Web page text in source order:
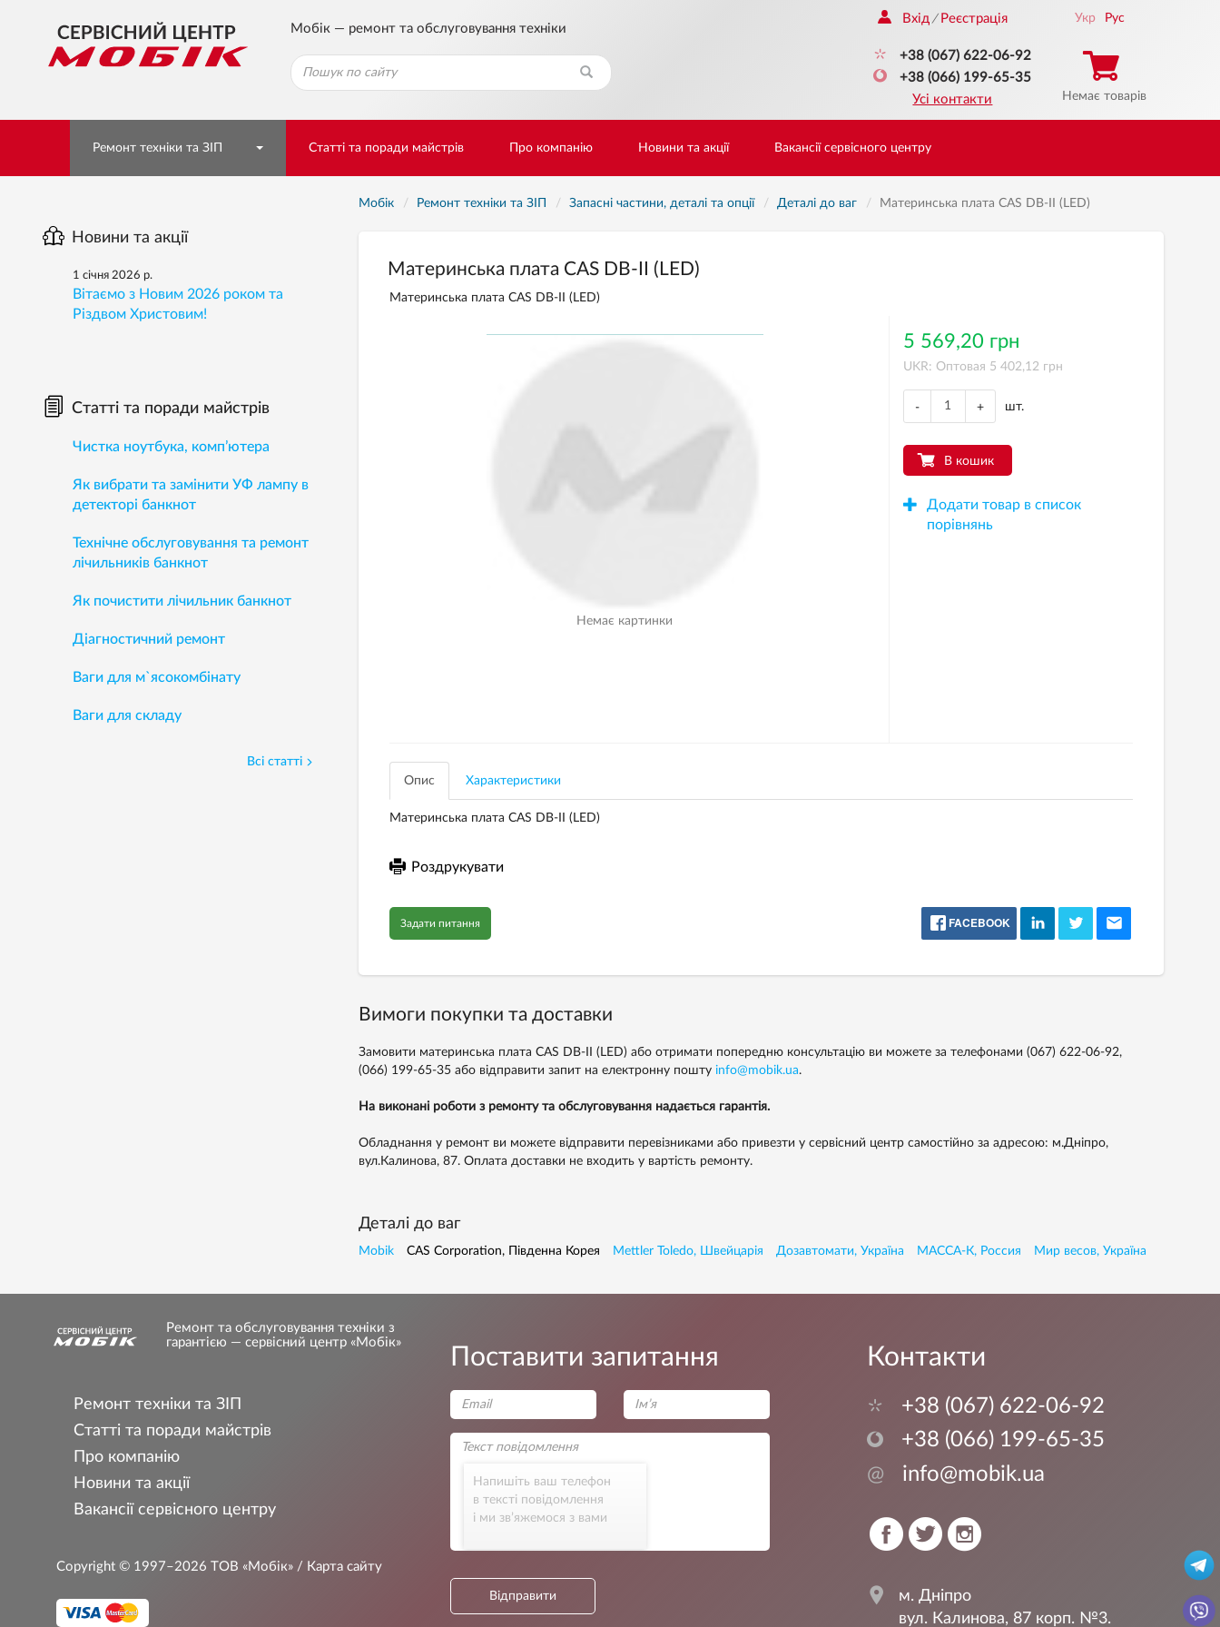
Мобік — ремонт та обслуговування техніки
Вхід / Реєстрація
+38 (067) 622-06-92
+38 (066) 199-65-35
Усі контакти
Укр Рус
Немає товарів
Ремонт техніки та ЗІП Статті та поради майстрів Про компанію Новини та акції Вакансії сервісного центру
Мобік Ремонт техніки та ЗІП Запасні частини, деталі та опції Деталі до ваг Материнська плата CAS DB-II (LED)
Материнська плата CAS DB-II (LED)
Материнська плата CAS DB-II (LED)
5 569,20 грн
UKR: Оптовая 5 402,12 грн
Немає картинки
- + шт.
В кошик
Додати товар в список
порівнянь
Опис Характеристики
Материнська плата CAS DB-II (LED)
Роздрукувати
Задати питання FACEBOOK
Вимоги покупки та доставки
Замовити материнська плата CAS DB-II (LED) або отримати попередню консультацію ви можете за телефонами (067) 622-06-92,
(066) 199-65-35або відправити запит на електронну пошту info@mobik.ua.
На виконані роботи з ремонту та обслуговування надається гарантія.
Обладнання у ремонт ви можете відправити перевізниками або привезти у сервісний центр самостійно за адресою: м.Дніпро,
вул.Калинова, 87. Оплата доставки не входить у вартість ремонту.
Деталі до ваг
Mobik CAS Corporation, Південна Корея Mettler Toledo, Швейцарія Дозавтомати, Україна МАССА-К, Россия Мир весов, Україна
Новини та акції
1 січня 2026 р.
Вітаємо з Новим 2026 роком та
Різдвом Христовим!
Статті та поради майстрів
Чистка ноутбука, комп’ютера
Як вибрати та замінити УФ лампу в
детекторі банкнот
Технічне обслуговування та ремонт
лічильників банкнот
Як почистити лічильник банкнот
Діагностичний ремонт
Ваги для м`ясокомбінату
Ваги для складу
Всі статті
Ремонт та обслуговування техніки з
гарантією — сервісний центр «Мобік»
Ремонт техніки та ЗІП
Статті та поради майстрів
Про компанію
Новини та акції
Вакансії сервісного центру
Copyright © 1997–2026 ТОВ «Мобік» / Карта сайту
Поставити запитання
Напишіть ваш телефон
в тексті повідомлення
і ми зв’яжемося з вами
Відправити
Контакти
+38 (067) 622-06-92
+38 (066) 199-65-35
@ info@mobik.ua
м. Дніпро
вул. Калинова, 87 корп. №3.